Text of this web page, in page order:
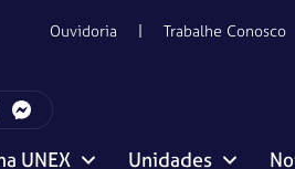
Ouvidoria Trabalhe Conosco
UNEX Unidades